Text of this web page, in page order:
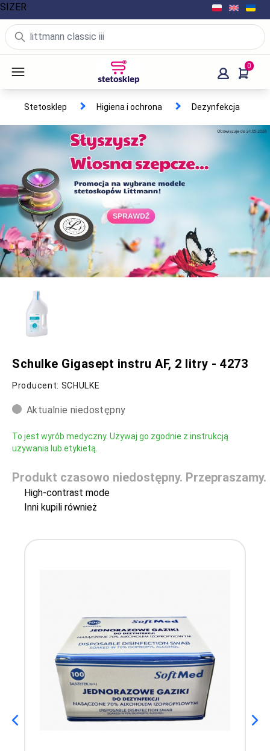
0
Stetosklep Higiena i ochrona Dezynfekcja
Schulke Gigasept instru AF, 2 litry - 4273
Producent: SCHULKE
Aktualnie niedostępny
To jest wyrób medyczny. Używaj go zgodnie z instrukcją
używania lub etykietą.
Produkt czasowo niedostępny. Przepraszamy.
High-contrast mode
Inni kupili również
SIZER